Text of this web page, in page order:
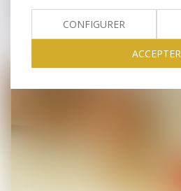
d’appel sur le divorce
CONFIGURER
ACCEPTER